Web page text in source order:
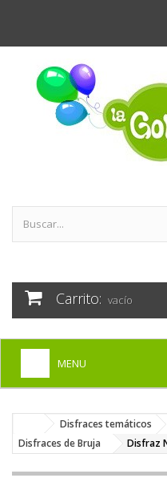
Carrito: vacío
MENU
Disfraces temáticos
Disfraces de Bruja
Disfraz